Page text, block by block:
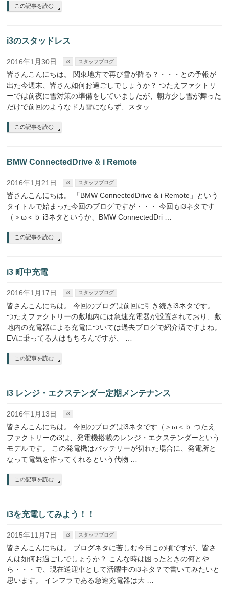
この記事を読む
i3のスタッドレス
2016年1月30日 i3 スタッフブログ
皆さんこんにちは。 関東地方で再び雪が降る？・・・との予報が
出た今週末、皆さん如何お過ごしでしょうか？ つたえファクトリ
ーでは前夜に雪対策の準備をしていましたが、朝方少し雪が舞った
だけで前回のようなドカ雪にならず、スタッ …
この記事を読む
BMW ConnectedDrive & i Remote
2016年1月21日 i3 スタッフブログ
皆さんこんにちは。 「BMW ConnectedDrive & i Remote」という
タイトルで始まった今回のブログですが・・・ 今回もi3ネタです
（＞ω＜ｂ i3ネタというか、BMW ConnectedDri …
この記事を読む
i3 町中充電
2016年1月17日 i3 スタッフブログ
皆さんこんにちは。 今回のブログは前回に引き続きi3ネタです。
つたえファクトリーの敷地内には急速充電器が設置されており、敷
地内の充電器による充電については過去ブログで紹介済ですよね。
EVに乗ってる人はもちろんですが、 …
この記事を読む
i3 レンジ・エクステンダー定期メンテナンス
2016年1月13日 i3
皆さんこんにちは。 今回のブログはi3ネタです（＞ω＜ｂ つたえ
ファクトリーのi3は、発電機搭載のレンジ・エクステンダーという
モデルです。 この発電機はバッテリーが切れた場合に、発電所と
なって電気を作ってくれるという代物 …
この記事を読む
i3を充電してみよう！！
2015年11月7日 i3 スタッフブログ
皆さんこんにちは。 ブログネタに苦しむ今日この頃ですが、皆さ
んは如何お過ごしでしょうか？ こんな時は困ったときの何とや
ら・・・で、現在送迎車として活躍中のi3ネタ？で書いてみたいと
思います。 インフラである急速充電器は大 …